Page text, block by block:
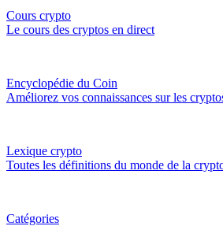
Cours crypto
Le cours des cryptos en direct
Encyclopédie du Coin
Améliorez vos connaissances sur les
Lexique crypto
Toutes les définitions du monde de la
Catégories